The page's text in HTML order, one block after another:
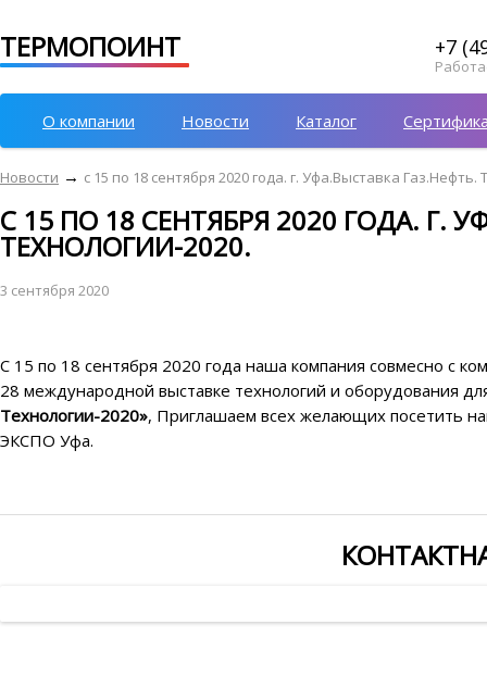
ТЕРМОПОИНТ +7
О компании Новости Каталог
Новости → с 15 по 18 сентября 2020 года. г. Уфа.Выставка Газ.Нефть.
С 15 ПО 18 СЕНТЯБРЯ 2020 ГОДА. Г.
ТЕХНОЛОГИИ-2020.
3 сентября 2020
С 15 по 18 сентября 2020 года наша компания совмесно с
28 международной выставке технологий и оборудования
Технологии-2020», Приглашаем всех желающих посетить
ЭКСПО Уфа.